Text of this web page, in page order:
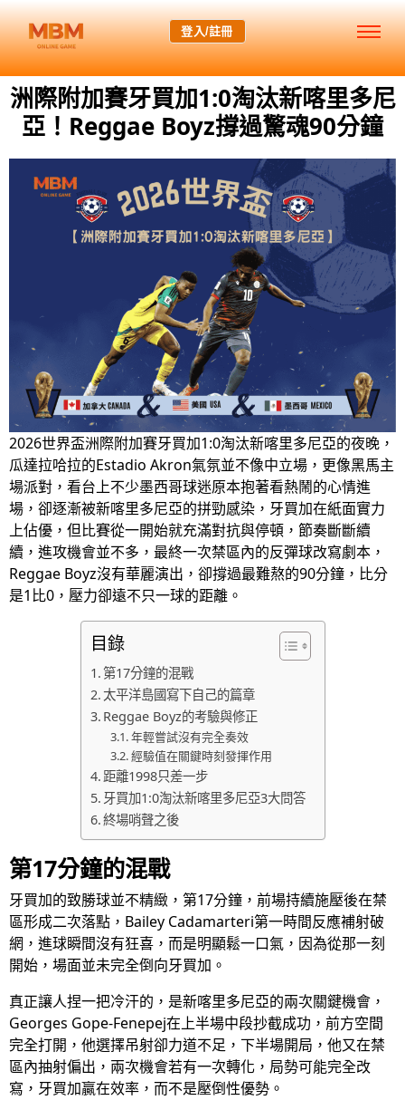
登入/註冊
洲際附加賽牙買加1:0淘汰新喀里多尼
亞！Reggae Boyz撐過驚魂90分鐘
2026世界盃洲際附加賽牙買加1:0淘汰新喀里多尼亞的夜晚，
瓜達拉哈拉的Estadio Akron氣氛並不像中立場，更像黑馬主
場派對，看台上不少墨西哥球迷原本抱著看熱鬧的心情進
場，卻逐漸被新喀里多尼亞的拼勁感染，牙買加在紙面實力
上佔優，但比賽從一開始就充滿對抗與停頓，節奏斷斷續
續，進攻機會並不多，最終一次禁區內的反彈球改寫劇本，
Reggae Boyz沒有華麗演出，卻撐過最難熬的90分鐘，比分
是1比0，壓力卻遠不只一球的距離。
目錄
第17分鐘的混戰
太平洋島國寫下自己的篇章
Reggae Boyz的考驗與修正
年輕嘗試沒有完全奏效
經驗值在關鍵時刻發揮作用
距離1998只差一步
牙買加1:0淘汰新喀里多尼亞3大問答
終場哨聲之後
第17分鐘的混戰
牙買加的致勝球並不精緻，第17分鐘，前場持續施壓後在禁
區形成二次落點，Bailey Cadamarteri第一時間反應補射破
網，進球瞬間沒有狂喜，而是明顯鬆一口氣，因為從那一刻
開始，場面並未完全倒向牙買加。
真正讓人捏一把冷汗的，是新喀里多尼亞的兩次關鍵機會，
Georges Gope-Fenepej在上半場中段抄截成功，前方空間
完全打開，他選擇吊射卻力道不足，下半場開局，他又在禁
區內抽射偏出，兩次機會若有一次轉化，局勢可能完全改
寫，牙買加贏在效率，而不是壓倒性優勢。